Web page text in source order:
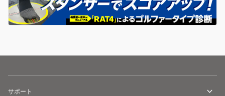
サポート